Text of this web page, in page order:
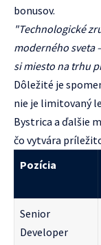
bonusov.
"Technologické
moderného sveta
si miesto na trhu
Dôležité je
nie je limitovaný
Bystrica a ďalšie
čo vytvára
Pozícia
Senior
Developer